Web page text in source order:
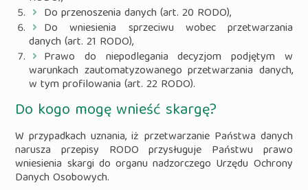
Do przenoszenia danych (art. 20 RODO),
Do wniesienia sprzeciwu wobec przetwarzania
danych (art. 21 RODO),
Prawo do niepodlegania decyzjom podjętym w
warunkach zautomatyzowanego przetwarzania danych,
w tym profilowania (art. 22 RODO).
Do kogo mogę wnieść skargę?
W przypadkach uznania, iż przetwarzanie Państwa danych
narusza przepisy RODO przysługuje Państwu prawo
wniesienia skargi do organu nadzorczego Urzędu Ochrony
Danych Osobowych.